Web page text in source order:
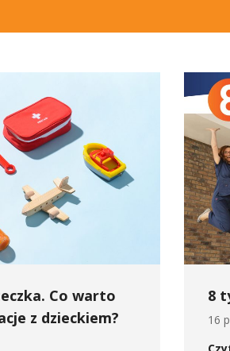
Co warto
z dzieckiem?
8
16